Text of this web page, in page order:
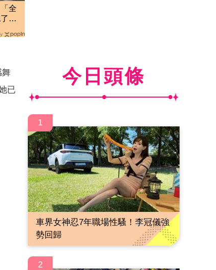
全
：
舞
已
今日頭條
1
車界女神忍7年職場性騷！李冠儀強
勢回歸
2